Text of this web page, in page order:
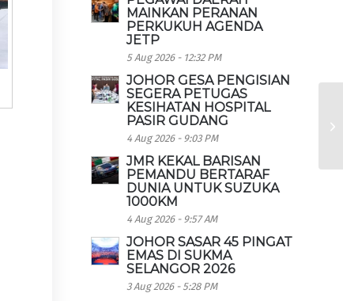
MAINKAN PERANAN
PERKUKUH AGENDA
JETP
5 Aug 2026 - 12:32 PM
JOHOR GESA PENGISIAN
SEGERA PETUGAS
KESIHATAN HOSPITAL
PASIR GUDANG
4 Aug 2026 - 9:03 PM
JMR KEKAL BARISAN
PEMANDU BERTARAF
DUNIA UNTUK SUZUKA
1000KM
4 Aug 2026 - 9:57 AM
JOHOR SASAR 45 PINGAT
EMAS DI SUKMA
SELANGOR 2026
3 Aug 2026 - 5:28 PM